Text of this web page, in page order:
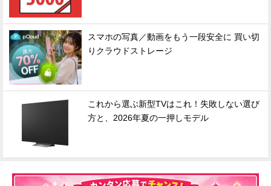
スマホの写真／動画をもう一段安全に 買い切
りクラウドストレージ
これから選ぶ新型TVはこれ！失敗しない選び
方と、2026年夏の一押しモデル